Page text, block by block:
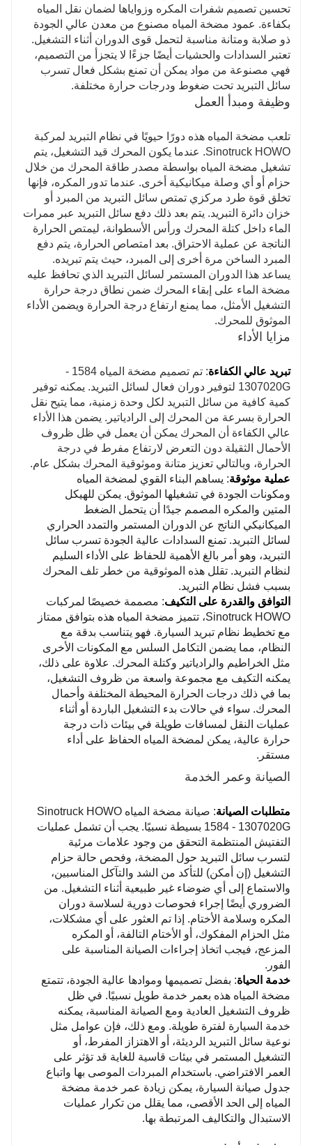
تحسين تصميم شفرات المكره وزواياها لضمان نقل المياه
بكفاءة. عمود مضخة المياه مصنوع من معدن عالي الجودة
ذو صلابة ومتانة مناسبة لتحمل قوى الدوران أثناء التشغيل.
تعتبر السدادات والحشيات أيضًا جزءًا لا يتجزأ من التصميم،
فهي مصنوعة من مواد يمكن أن تمنع بشكل فعال تسرب
سائل التبريد تحت ضغوط ودرجات حرارة مختلفة.
وظيفة ومبدأ العمل
تلعب مضخة المياه هذه دورًا حيويًا في نظام التبريد لمركبة
Sinotruck HOWO. عندما يكون المحرك قيد التشغيل، يتم
تشغيل مضخة المياه بواسطة مصدر طاقة المحرك من خلال
حزام أو أي وصلة ميكانيكية أخرى. عندما تدور المكره، فإنها
تخلق قوة طرد مركزي تمتص سائل التبريد من المبرد أو
خزان دائرة التبريد. يتم بعد ذلك دفع سائل التبريد عبر ممرات
الماء داخل كتلة المحرك ورأس الأسطوانة، ليمتص الحرارة
الناتجة عن عملية الاحتراق. بعد امتصاص الحرارة، يتم دفع
المبرد الساخن مرة أخرى إلى المبرد، حيث يتم تبريده.
يساعد هذا الدوران المستمر لسائل التبريد الذي تحافظ عليه
مضخة الماء على إبقاء المحرك ضمن نطاق درجة حرارة
التشغيل الأمثل، مما يمنع ارتفاع درجة الحرارة ويضمن الأداء
الموثوق للمحرك.
مزايا الأداء
تبريد عالي الكفاءة
: تم تصميم مضخة المياه 1584 -
1307020G لتوفير دوران فعال لسائل التبريد. يمكنه توفير
كمية كافية من سائل التبريد لكل وحدة زمنية، مما يتيح نقل
الحرارة بسرعة من المحرك إلى الرادياتير. يضمن هذا الأداء
عالي الكفاءة أن المحرك يمكن أن يعمل في ظل ظروف
الأحمال الثقيلة دون التعرض لارتفاع مفرط في درجة
الحرارة، وبالتالي تعزيز متانة وموثوقية المحرك بشكل عام.
عملية موثوقة: يساهم البناء القوي لمضخة المياه
ومكونات الجودة في تشغيلها الموثوق. يمكن للهيكل
المتين والمكره المصمم جيدًا أن يتحمل الضغط
الميكانيكي الناتج عن الدوران المستمر والتمدد الحراري
لسائل التبريد. تمنع السدادات عالية الجودة تسرب سائل
التبريد، وهو أمر بالغ الأهمية للحفاظ على الأداء السليم
لنظام التبريد. تقلل هذه الموثوقية من خطر تلف المحرك
بسبب فشل نظام التبريد.
التوافق والقدرة على التكيف: مصممة خصيصًا لمركبات
Sinotruck HOWO، تتميز مضخة المياه هذه بتوافق ممتاز
مع تخطيط نظام تبريد السيارة. فهو يتناسب بدقة مع
النظام، مما يضمن التكامل السلس مع المكونات الأخرى
مثل الخراطيم والرادياتير وكتلة المحرك. علاوة على ذلك،
يمكنه التكيف مع مجموعة واسعة من ظروف التشغيل،
بما في ذلك درجات الحرارة المحيطة المختلفة وأحمال
المحرك. سواء في حالات بدء التشغيل الباردة أو أثناء
عمليات النقل لمسافات طويلة في بيئات ذات درجة
حرارة عالية، يمكن لمضخة المياه الحفاظ على أداء
مستقر.
الصيانة وعمر الخدمة
متطلبات الصيانة
: صيانة مضخة المياه Sinotruck HOWO
1584 - 1307020G بسيطة نسبيًا. يجب أن تشمل عمليات
التفتيش المنتظمة التحقق من وجود علامات مرئية
لتسرب سائل التبريد حول المضخة، وفحص حالة حزام
التشغيل (إن أمكن) للتأكد من الشد والتآكل المناسبين،
والاستماع إلى أي ضوضاء غير طبيعية أثناء التشغيل. من
الضروري أيضًا إجراء فحوصات دورية لسلاسة دوران
المكره وسلامة الأختام. إذا تم العثور على أي مشكلات،
مثل الحزام المفكوك، أو الأختام التالفة، أو المكره
المزعج، فيجب اتخاذ إجراءات الصيانة المناسبة على
الفور.
خدمة الحياة: بفضل تصميمها وموادها عالية الجودة، تتمتع
مضخة المياه هذه بعمر خدمة طويل نسبيًا. في ظل
ظروف التشغيل العادية ومع الصيانة المناسبة، يمكنه
خدمة السيارة لفترة طويلة. ومع ذلك، فإن عوامل مثل
نوعية سائل التبريد الرديئة، أو الاهتزاز المفرط، أو
التشغيل المستمر في بيئات قاسية للغاية قد تؤثر على
العمر الافتراضي. باستخدام المبردات الموصى بها واتباع
جدول صيانة السيارة، يمكن زيادة عمر خدمة مضخة
المياه إلى الحد الأقصى، مما يقلل من تكرار عمليات
الاستبدال والتكاليف المرتبطة بها.